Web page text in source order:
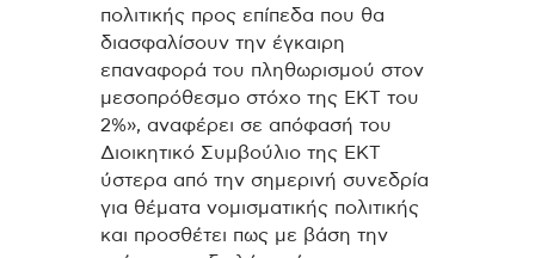
πολιτικής προς επίπεδα που θα
διασφαλίσουν την έγκαιρη
επαναφορά του πληθωρισμού στον
μεσοπρόθεσμο στόχο της ΕΚΤ του
2%», αναφέρει σε απόφασή του
Διοικητικό Συμβούλιο της ΕΚΤ
ύστερα από την σημερινή συνεδρία
για θέματα νομισματικής πολιτικής
και προσθέτει πως με βάση την